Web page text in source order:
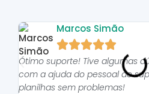
Marcos Simão

Ótimo suporte! Tive algumas
com a ajuda do pessoal do
planilhas sem problemas!